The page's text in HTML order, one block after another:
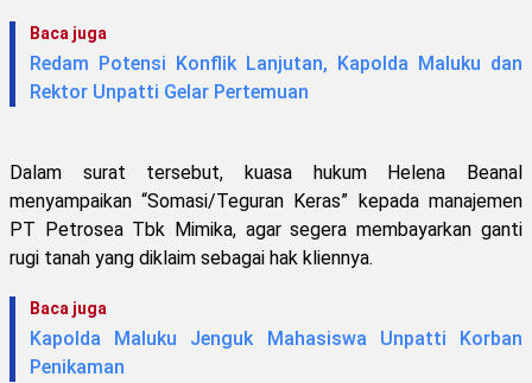
Baca juga
Redam Potensi Konflik Lanjutan, Kapolda Maluku dan
Rektor Unpatti Gelar Pertemuan
Dalam surat tersebut, kuasa hukum Helena Beanal
menyampaikan “Somasi/Teguran Keras” kepada manajemen
PT Petrosea Tbk Mimika, agar segera membayarkan ganti
rugi tanah yang diklaim sebagai hak kliennya.
Baca juga
Kapolda Maluku Jenguk Mahasiswa Unpatti Korban
Penikaman